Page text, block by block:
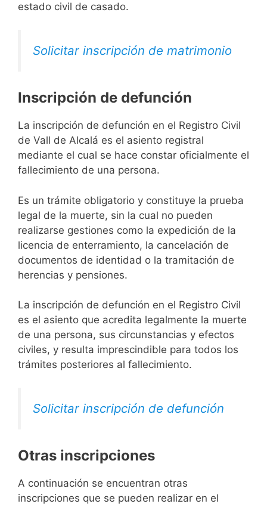
estado civil de casado.
Solicitar inscripción de matrimonio
Inscripción de defunción
La inscripción de defunción en el Registro Civil
de Vall de Alcalá es el asiento registral
mediante el cual se hace constar oficialmente el
fallecimiento de una persona.
Es un trámite obligatorio y constituye la prueba
legal de la muerte, sin la cual no pueden
realizarse gestiones como la expedición de la
licencia de enterramiento, la cancelación de
documentos de identidad o la tramitación de
herencias y pensiones.
La inscripción de defunción en el Registro Civil
es el asiento que acredita legalmente la muerte
de una persona, sus circunstancias y efectos
civiles, y resulta imprescindible para todos los
trámites posteriores al fallecimiento.
Solicitar inscripción de defunción
Otras inscripciones
A continuación se encuentran otras
inscripciones que se pueden realizar en el